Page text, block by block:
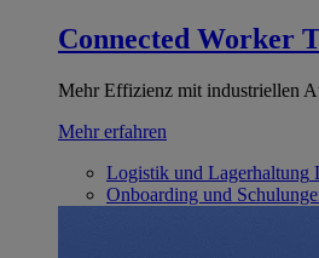
Connected Worker
Mehr Effizienz mit industriellen
Mehr erfahren
Logistik und Lagerhaltung
Onboarding und